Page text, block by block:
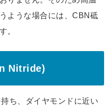
ような場合には、CBN砥
。
Nitride)
ち、ダイヤモンドに近い